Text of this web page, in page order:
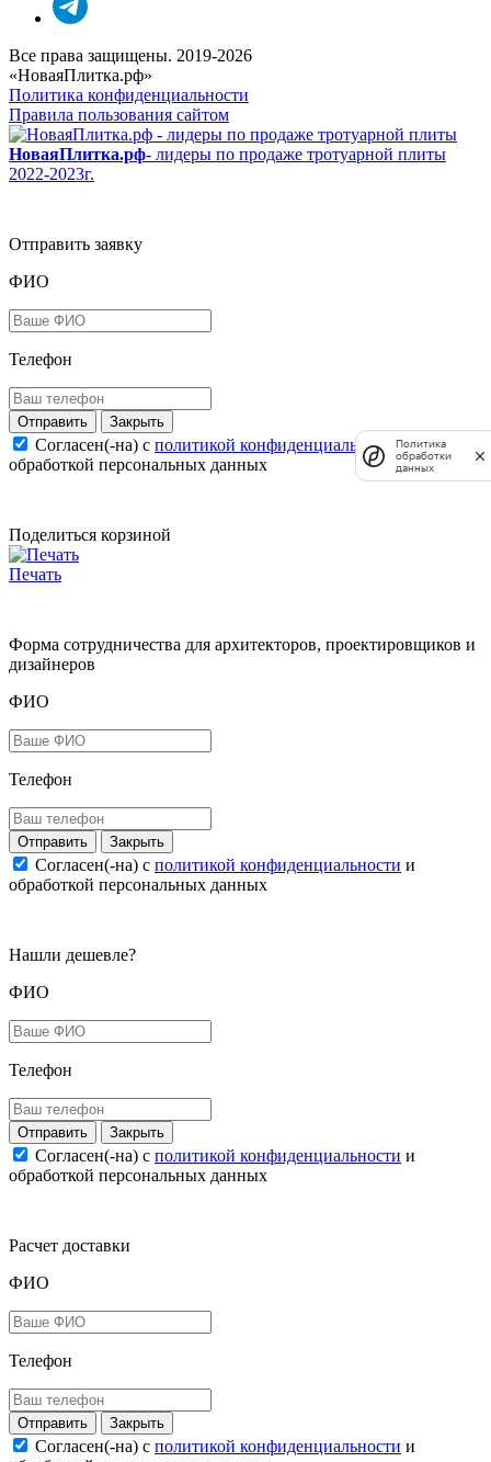
Все права защищены. 2019-2026
«НоваяПлитка.рф»
Политика конфиденциальности
Правила пользования сайтом
НоваяПлитка.рф- лидеры по продаже тротуарной плиты
2022-2023г.
Отправить заявку
ФИО
Телефон
Закрыть
Согласен(-на) c политикой конфиденциальностии
обработкой персональных данных
Поделиться корзиной
Печать
Форма сотрудничества для архитекторов, проектировщиков и
дизайнеров
ФИО
Телефон
Закрыть
Согласен(-на) c политикой конфиденциальности и
обработкой персональных данных
Нашли дешевле?
ФИО
Телефон
Закрыть
Согласен(-на) c политикой конфиденциальности и
обработкой персональных данных
Расчет доставки
ФИО
Телефон
Закрыть
Согласен(-на) c политикой конфиденциальности и
Политика
обработки
данных